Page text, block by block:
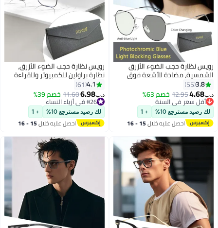
حجب الضوء الأزرق
مضادة للأشعة فوق
والوهج، نظارات كمبيوتر
الأزرق، نظارات دائرية
اللون مضادة لإجهاد العين
للرجال والنساء، أسود فضي
55
12.95خصم 63%
سعر في السنة
سعر في السنة
مسترجع 10% + 1
احصل عليه خلال 15 - 16
رويس نظارة حجب الضوء الأزرق،
نظارة براولين للكمبيوتر وللقراءة
والألعاب والتلفزيون والهواتف بفلتر
الضوء الأزرق، نظارات الموضة
المضادة لإجهاد العين والصداع
للنساء والرجال، أسود، 52 مم
61
6.98
11.60خصم 39%
لك رصيد مسترجع 10% + 1
احصل عليه خلال 15 - 16